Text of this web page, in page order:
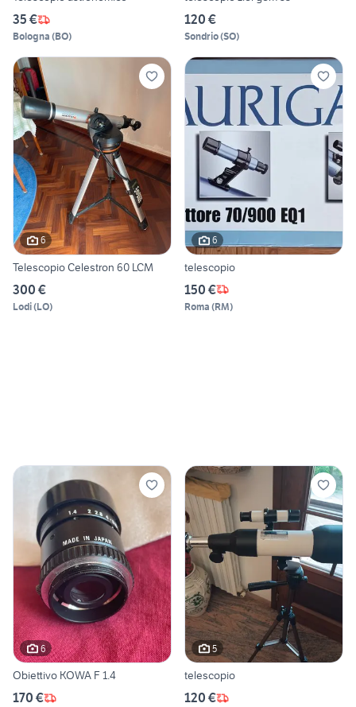
35 €
Bologna (BO)
120 €
Sondrio(SO)
6
Telescopio Celestron 60 LCM
300 €
Lodi(LO)
6
telescopio
150 €
Roma (RM)
6
Obiettivo KOWA F 1.4
170 €
5
telescopio
120 €